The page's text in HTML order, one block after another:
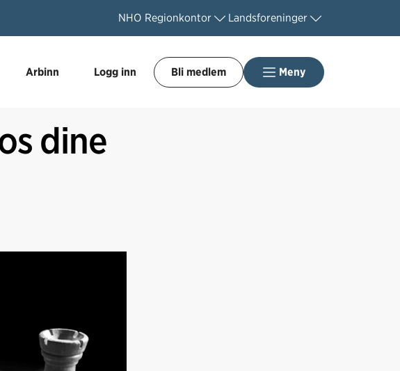
NHO Regionkontor Landsforeninger
Arbinn Logg inn Bli medlem Meny
dine